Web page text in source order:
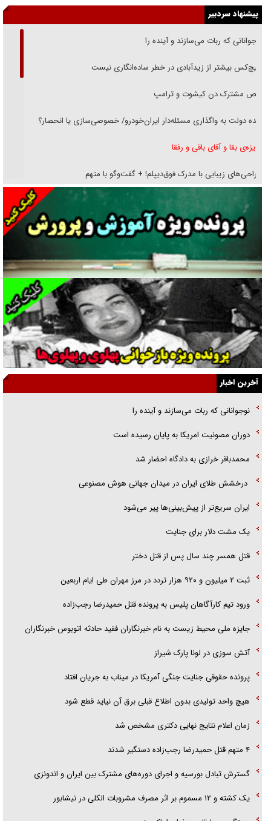
پیشنهاد سردبیر
نوجوانانی که ربات می‌سازند و آینده را
هیچ‌کس بیشتر از زیدآبادی در خطر ساده‌انگاری نیست
رقص مشترک دن کیشوت و ترامپ
دنده دولت به واگذاری مسئله‌دار ایران‌خودرو/ خصوصی‌سازی یا انحصار؟
غریزه‌ی بقا و آقای باقی و رفقا
جراحی‌های زیبایی با مدرک فوق‌دیپلم! + گفت‌وگو با متهم
گفت‌وگو با همسر یکی از شهدای جنگ رمضان/ پیکر بی‌سر شهید را از
انگشت‌های پا شناسایی کردیم
نسلی که آنلاین الگو می‌گیرد
گفت‌وگو با آیت‌الله جاودان/ جفای مخالفان مکانت معنوی رهبر شهید را
ارتقا می‌داد
راننده مست به قانون می‌خندد
همه آقای دوربینی شده‌ایم!
قصه ناتمام سرویس مدارس
آیا مقاومت فلسطین خلع‌سلاح می‌شود؟
آخرین اخبار
نوجوانانی که ربات می‌سازند و آینده را
دوران مصونیت امریکا به پایان رسیده است
محمدباقر خرازی به دادگاه احضار شد
درخشش طلای ایران در میدان جهانی هوش مصنوعی
ایران سریع‌تر از پیش‌بینی‌ها پیر می‌شود
‌یک مشت دلار برای جنایت
قتل همسر چند سال پس از قتل دختر
ثبت ۲ میلیون و ۹۲۰ هزار تردد در مرز مهران طی ایام اربعین
ورود تیم کارآگاهان پلیس به پرونده قتل حمیدرضا رجب‌زاده
جایزه ملی محیط زیست به نام خبرنگاران فقید حادثه اتوبوس خبرنگاران
آتش سوزی در لونا پارک شیراز
پرونده حقوقی جنایت جنگی آمریکا در میناب به جریان افتاد
هیچ واحد تولیدی بدون اطلاع قبلی برق آن نیاید قطع شود
زمان اعلام نتایج نهایی دکتری مشخص شد
۴ متهم قتل حمیدرضا رجب‌زاده دستگیر شدند
گسترش تبادل بورسیه و اجرای دوره‌های مشترک بین ایران و اندونزی
یک کشته و ۱۲ مسموم بر اثر مصرف مشروبات الکلی در نیشابور